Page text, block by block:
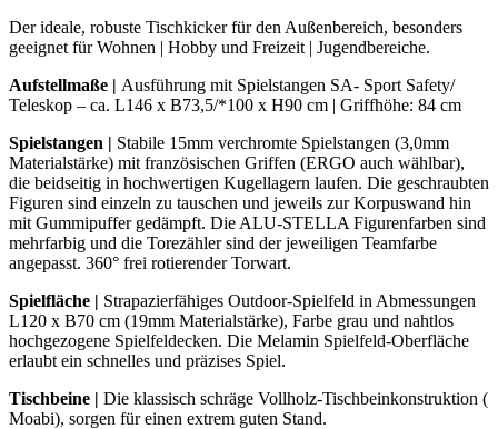
Der ideale, robuste Tischkicker für den Außenbereich, besonders
geeignet für Wohnen | Hobby und Freizeit | Jugendbereiche.
Aufstellmaße | Ausführung mit Spielstangen SA- Sport Safety/
Teleskop – ca. L146 x B73,5/*100 x H90 cm | Griffhöhe: 84 cm
Spielstangen | Stabile 15mm verchromte Spielstangen (3,0mm
Materialstärke) mit französischen Griffen (ERGO auch wählbar),
die beidseitig in hochwertigen Kugellagern laufen. Die geschraubten
Figuren sind einzeln zu tauschen und jeweils zur Korpuswand hin
mit Gummipuffer gedämpft. Die ALU-STELLA Figurenfarben sind
mehrfarbig und die Torezähler sind der jeweiligen Teamfarbe
angepasst. 360° frei rotierender Torwart.
Spielfläche | Strapazierfähiges Outdoor-Spielfeld in Abmessungen
L120 x B70 cm (19mm Materialstärke), Farbe grau und nahtlos
hochgezogene Spielfeldecken. Die Melamin Spielfeld-Oberfläche
erlaubt ein schnelles und präzises Spiel.
Tischbeine | Die klassisch schräge Vollholz-Tischbeinkonstruktion (
Moabi), sorgen für einen extrem guten Stand.